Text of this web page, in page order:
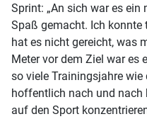
Sprint: „An sich war es ein
Spaß gemacht. Ich
hat es nicht gereicht, was
Meter vor dem Ziel war es
so viele Trainingsjahre wie
hoffentlich nach und nach
auf den Sport